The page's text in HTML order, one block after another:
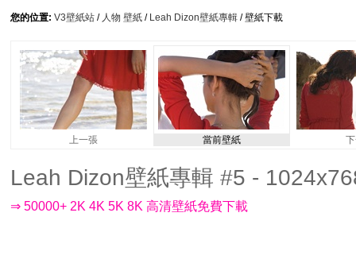
您的位置: V3壁紙站 / 人物 壁紙 / Leah Dizon壁紙專輯 / 壁紙下載
上一張 當前壁紙
Leah Dizon壁紙專輯 #5 -
⇒ 50000+ 2K 4K 5K 8K 高清壁紙免費下載